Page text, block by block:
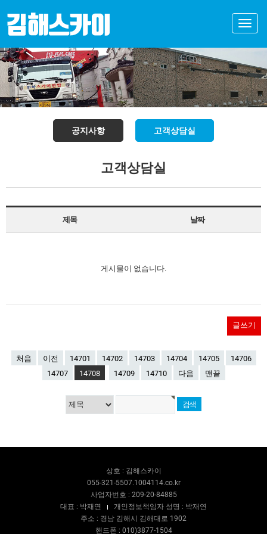
Toggle
공지사항 고객상담실
고객상담실
제목 날짜
게시물이 없습니다.
글쓰기
처음 이전 14701 14702 14703 14704 14705
14706
14707
14708 14709 14710 다음 맨끝
상호 : 김해스카이
055-321-5507.1004114.co.kr
사업자번호 : 209-20-84885
대표 : 박재연
개인정보책임자 성명 : 박재연
주소 : 경남 김해시 김해대로 1902
핸드폰 : 010)3877-1504